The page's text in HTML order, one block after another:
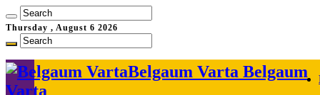
Thursday , August 6 2026
Belgaum Varta Belgaum
Varta